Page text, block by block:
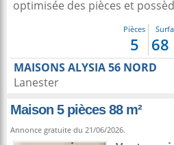
optimisée des pièces et
Pièces
5 68
MAISONS ALYSIA 56 NORD
Lanester
Maison 5 pièces 88 m²
Annonce gratuite du 21/06/2026.